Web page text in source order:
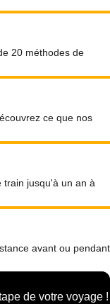
20 méthodes de
ce que nos
train jusqu'à un an à
avant ou pendant
de votre voyage !